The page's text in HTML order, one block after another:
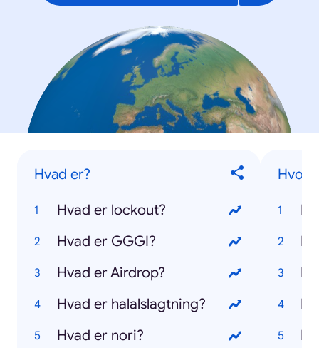
Hvad er?
Hvad er lockout?
Hvad er GGGI?
Hvad er Airdrop?
Hvad er halalslagtning?
Hvad er nori?
Hvor